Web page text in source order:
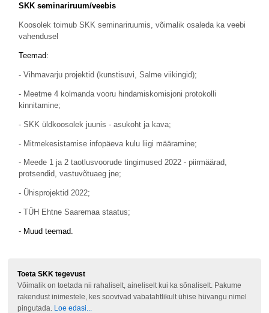
SKK seminariruum/veebis
Koosolek toimub SKK seminariruumis, võimalik osaleda ka veebi
vahendusel
Teemad:
- Vihmavarju projektid (kunstisuvi, Salme viikingid);
- Meetme 4 kolmanda vooru hindamiskomisjoni protokolli
kinnitamine;
- SKK üldkoosolek juunis - asukoht ja kava;
- Mitmekesistamise infopäeva kulu liigi määramine;
- Meede 1 ja 2 taotlusvoorude tingimused 2022 - piirmäärad,
protsendid, vastuvõtuaeg jne;
- Ühisprojektid 2022;
- TÜH Ehtne Saaremaa staatus;
- Muud teemad.
Toeta SKK tegevust
Võimalik on toetada nii rahaliselt, aineliselt kui ka sõnaliselt. Pakume
rakendust inimestele, kes soovivad vabatahtlikult ühise hüvangu nimel
pingutada.
Loe edasi...